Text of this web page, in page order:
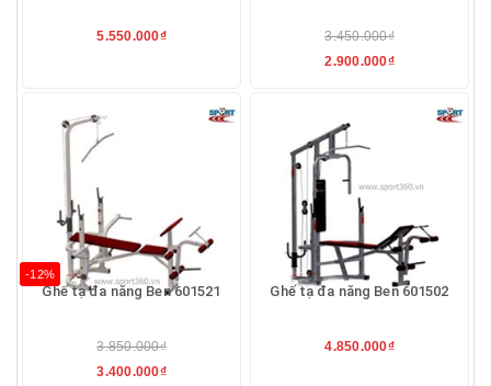
5.550.000₫
3.450.000₫
2.900.000₫
-12%
Ghế tạ đa năng Ben 601521
3.850.000₫
3.400.000₫
Ghế tạ đa năng Ben 601502
4.850.000₫